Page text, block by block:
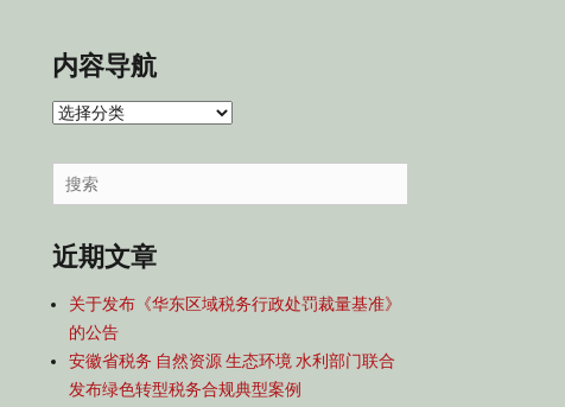
内容导航
内
导
航
Search
for:
近期文章
关于发布《华东区域税务行政处罚裁量基准》
的公告
安徽省税务 自然资源 生态环境 水利部门联合
发布绿色转型税务合规典型案例